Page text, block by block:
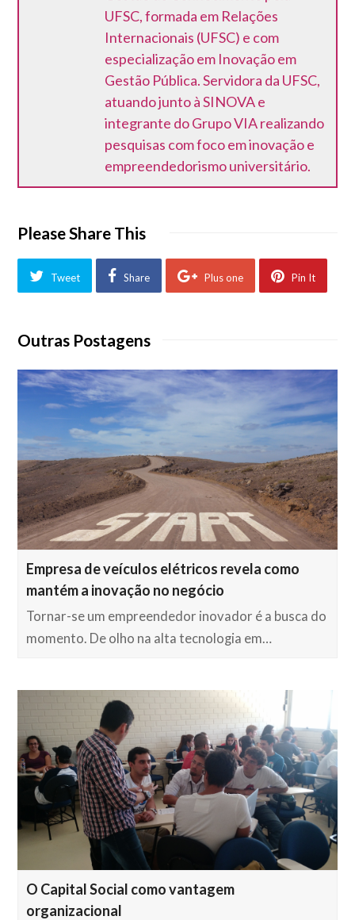
UFSC, formada em Relações
Internacionais (UFSC) e com
especialização em Inovação em
Gestão Pública. Servidora da UFSC,
atuando junto à SINOVA e
integrante do Grupo VIA realizando
pesquisas com foco em inovação e
empreendedorismo universitário.
Please Share This
Tweet Share Plus one Pin It
Outras Postagens
Empresa de veículos elétricos revela como
mantém a inovação no negócio
Tornar-se um empreendedor inovador é a busca do
momento. De olho na alta tecnologia em…
O Capital Social como vantagem
organizacional